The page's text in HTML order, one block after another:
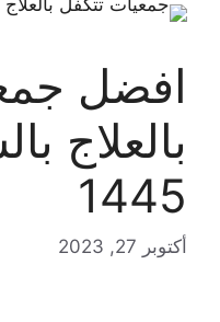
افضل
بالعلاج
1445
أكتوبر 27, 2023